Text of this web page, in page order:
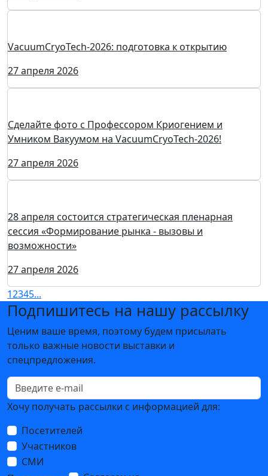
Dacuum - участник выставки VacuumCryoTech
27 апреля 2026
VacuumCryoTech-2026: подготовка к открытию
27 апреля 2026
Сделайте фото с Профессором Криогением и
Умником Вакуумом на VacuumCryoTech-2026!
27 апреля 2026
28 апреля состоится стратегическая пленарная
сессия «Формирование рынка - вызовы и
возможности»
27 апреля 2026